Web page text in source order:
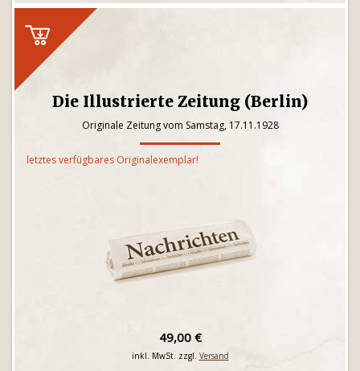
Die Illustrierte Zeitung (Berlin)
Originale Zeitung vom Samstag, 17.11.1928
letztes verfügbares Originalexemplar!
49,00 €
inkl. MwSt. zzgl. Versand